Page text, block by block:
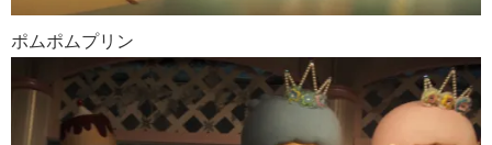
ポムポムプリン